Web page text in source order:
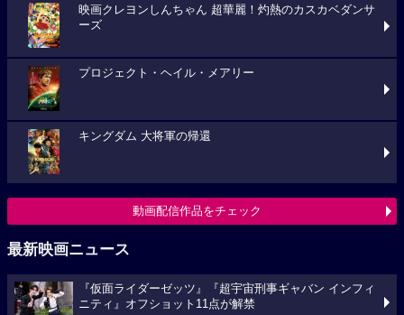
映画クレヨンしんちゃん 超華麗！灼熱のカスカベダンサ
ーズ
プロジェクト・ヘイル・メアリー
キングダム 大将軍の帰還
動画配信作品をチェック
最新映画ニュース
『仮面ライダーゼッツ』『超宇宙刑事ギャバン インフィ
ニティ』オフショット11点が解禁